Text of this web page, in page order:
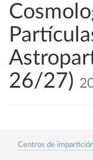
26/27)
Centros de